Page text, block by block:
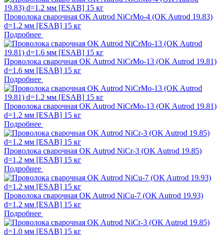
Проволока сварочная OK Autrod NiCrMo-4 (OK Autrod 19.83)
d=1.2 мм [ESAB] 15 кг
Подробнее
Проволока сварочная OK Autrod NiCrMo-13 (OK Autrod 19.81)
d=1.6 мм [ESAB] 15 кг
Подробнее
Проволока сварочная OK Autrod NiCrMo-13 (OK Autrod 19.81)
d=1.2 мм [ESAB] 15 кг
Подробнее
Проволока сварочная OK Autrod NiCr-3 (OK Autrod 19.85)
d=1.2 мм [ESAB] 15 кг
Подробнее
Проволока сварочная OK Autrod NiCu-7 (OK Autrod 19.93)
d=1.2 мм [ESAB] 15 кг
Подробнее